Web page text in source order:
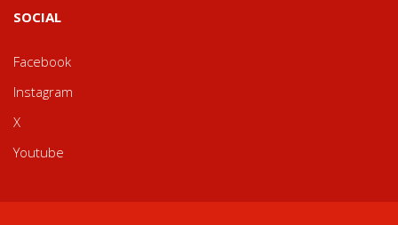
SOCIAL
Facebook
Instagram
X
Youtube